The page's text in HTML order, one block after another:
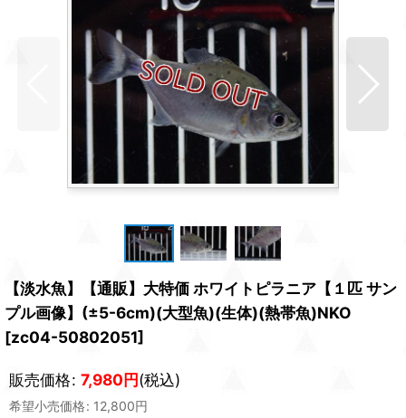
【淡水魚】【通販】大特価 ホワイトピラニア【１匹 サン
プル画像】(±5-6cm)(大型魚)(生体)(熱帯魚)NKO
[zc04-50802051]
販売価格: 7,980円(税込)
希望小売価格: 12,800円